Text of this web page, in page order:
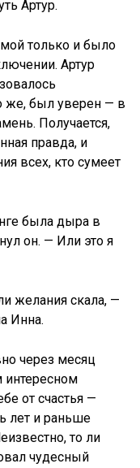
Артур.
только и было
Артур
же, был уверен — в
Получается,
правда, и
всех, кто сумеет
была дыра в
он. — Или это я
желания скала, —
Инна.
через месяц
интересном
от счастья —
лет и раньше
то ли
чудесный